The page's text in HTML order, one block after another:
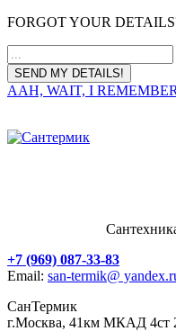
FORGOT YOUR
AAH, WAIT, I
+7 (969) 087-33-83
Email: san-termik@
СанТермик
г.Москва, 41км МКАД 4ст